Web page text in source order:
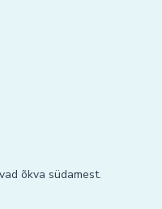
õkva südamest.